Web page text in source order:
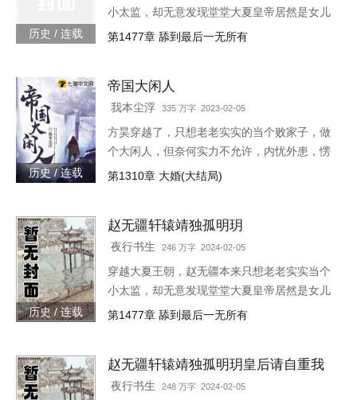
历史 / 连载
小太监，却无意发现堂堂大夏皇帝居然是女儿
身！“大胆奴才，竟然还没净身，朕诛你九
“陛下，本宫来侍寝。”女皇帝情急之下连忙吹
灭灯火，“小赵子，你替朕伺候皇后，以后便是
朕的心腹！”
第1477章 舔到最后一无所有
历史 / 连载
帝国大闲人
我本尘浮 335 万字 2023-02-05
方昊穿越了，只想老老实实的当个败家子，做
个大闲人，但奈何实力不允许，内忧外患，愣
是把一个败家子逼成了救世主，无所不能！种
第1310章 大婚(大结局)
历史 / 连载
赵无疆轩辕靖独孤明玥
夜行书生 246 万字 2024-02-05
穿越大夏王朝，赵无疆本来只想老老实实当个
小太监，却无意发现堂堂大夏皇帝居然是女儿
身！“大胆奴才，竟然还没净身，朕诛你九
“陛下，本宫来侍寝。”女皇帝情急之下连忙吹
灭灯火，“小赵子，你替朕伺候皇后，以后便是
第1477章 舔到最后一无所有
赵无疆轩辕靖独孤明玥皇后请自重我
真不想代替陛下呀最新章节在线
夜行书生 248 万字 2024-02-05